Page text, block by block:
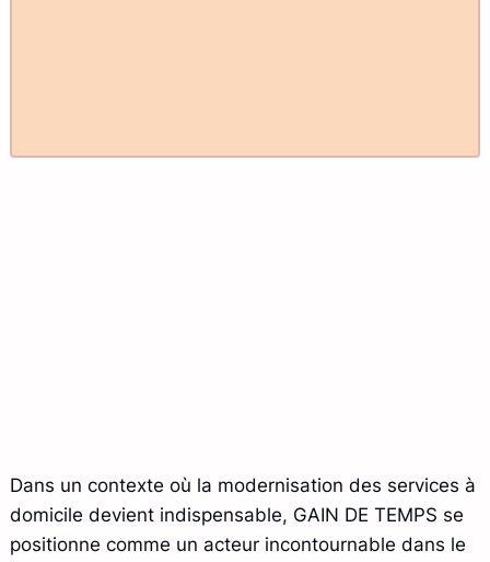
Dans un contexte où la modernisation des services à
domicile devient indispensable, GAIN DE TEMPS se
positionne comme un acteur incontournable dans le